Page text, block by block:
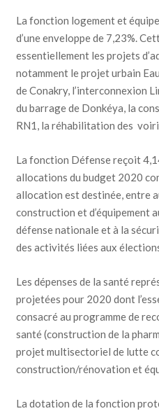
La fonction logement et
d’une enveloppe de 7,23%.
essentiellement les projets
notamment le projet urbain
de Conakry, l’interconnexion
du barrage de Donkéya, la
RN1, la réhabilitation des
La fonction Défense reçoit
allocations du budget 2020
allocation est destinée, entre
construction et d’équipement
défense nationale et à la
des activités liées aux
Les dépenses de la santé
projetées pour 2020 dont
consacré au programme de
santé (construction de la
projet multisectoriel de lutte
construction/rénovation et
La dotation de la fonction